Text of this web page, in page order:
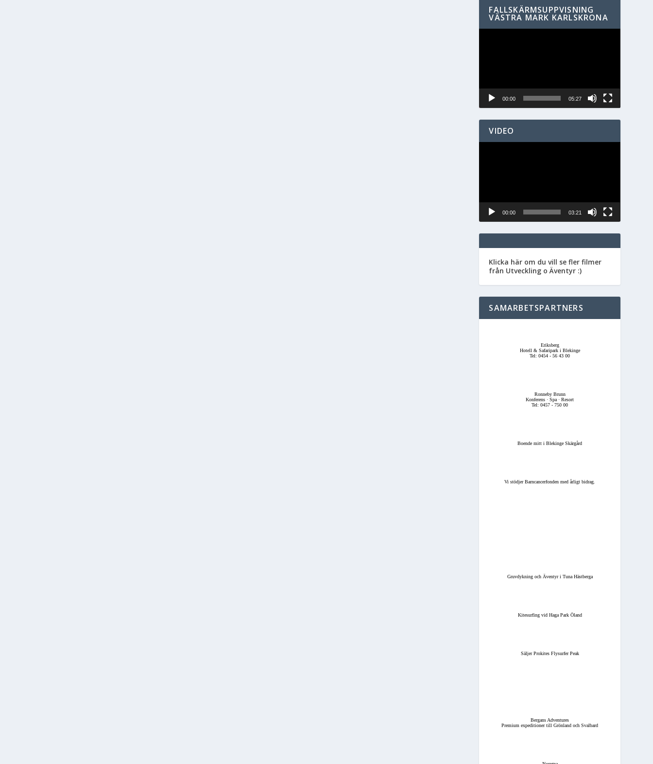
FALLSKÄRMSUPPVISNING
VÄSTRA MARK KARLSKRONA
00:00 05:27
VIDEO
00:00 03:21
Klicka här om du vill se fler filmer
från Utveckling o Äventyr :)
SAMARBETSPARTNERS
Eriksberg
Hotell & Safaripark i Blekinge
Tel: 0454 - 56 43 00
Ronneby Brunn
Konferens · Spa · Resort
Tel: 0457 - 750 00
Boende mitt i Blekinge Skärgård
Vi stödjer Barncancerfonden med årligt bidrag.
Gruvdykning och Äventyr i Tuna Hästberga
Kitesurfing vid Haga Park Öland
Säljer Prokites Flysurfer Peak
Bergans Adventures
Premium expeditioner till Grönland och Svalbard